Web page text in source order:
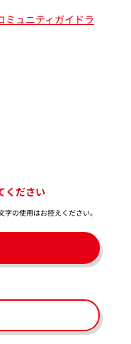
ミュニティガイドラ
ください
の使用はお控えください。​